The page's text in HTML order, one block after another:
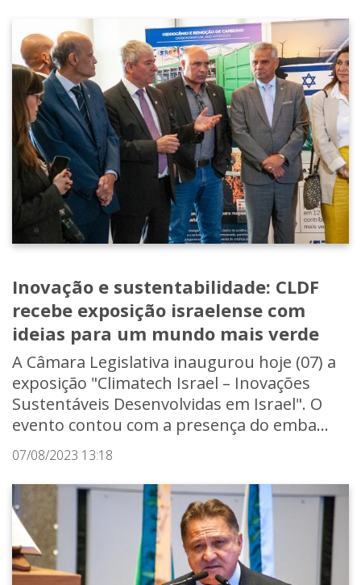
Inovação e sustentabilidade: CLDF
recebe exposição israelense com
ideias para um mundo mais verde
A Câmara Legislativa inaugurou hoje (07) a
exposição "Climatech Israel – Inovações
Sustentáveis Desenvolvidas em Israel". O
evento contou com a presença do emba...
07/08/2023 13:18